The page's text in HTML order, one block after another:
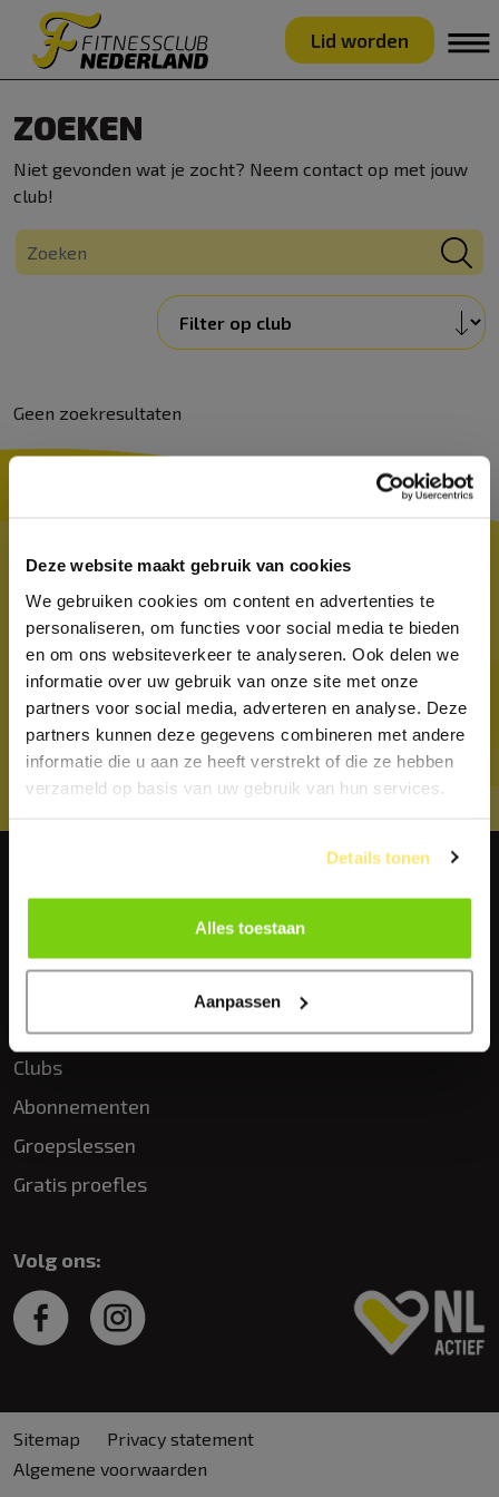
Deze website maakt gebruik van cookies
We gebruiken cookies om content en advertenties te
personaliseren, om functies voor social media te bieden
en om ons websiteverkeer te analyseren. Ook delen we
informatie over uw gebruik van onze site met onze
partners voor social media, adverteren en analyse. Deze
partners kunnen deze gegevens combineren met andere
informatie die u aan ze heeft verstrekt of die ze hebben
verzameld op basis van uw gebruik van hun services.
Details tonen
Alles toestaan
Aanpassen
Lid worden
ZOEKEN
Niet gevonden wat je zocht? Neem contact op met jouw
club!
Geen zoekresultaten
activiteit met plezier, sociale interactie en
gezamenlijke motivatie. Kom eens meedoen!
Gratis proefles
Ontdek alle groepslessen
Snel naar
Clubs
Abonnementen
Groepslessen
Gratis proefles
Volg ons:
Sitemap
Privacy statement
Algemene voorwaarden